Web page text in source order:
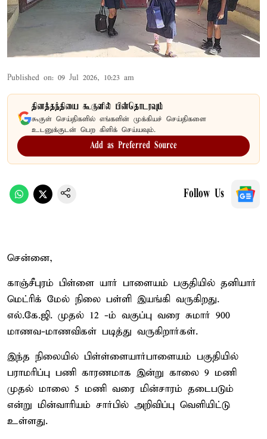
Published on: 09 Jul 2026, 10:23 am
தினத்தந்தியை கூகுளில் பின்தொடரவும்
கூகுள் செய்திகளில் எங்களின் முக்கியச் செய்திகளை
உடனுக்குடன் பெற கிளிக் செய்யவும்.
Add as Preferred Source
Follow Us
சென்னை,
காஞ்சீபுரம் பிள்ளை யார் பாளையம் பகுதியில் தனியார்
மெட்ரிக் மேல் நிலை பள்ளி இயங்கி வருகிறது.
எல்.கே.ஜி. முதல் 12 -ம் வகுப்பு வரை சுமார் 900
மாணவ-மாணவிகள் படித்து வருகிறார்கள்.
இந்த நிலையில் பிள்ள்ளையார்பாளையம் பகுதியில்
பராமரிப்பு பணி காரணமாக இன்று காலை 9 மணி
முதல் மாலை 5 மணி வரை மின்சாரம் தடைபடும்
என்று மின்வாரியம் சார்பில் அறிவிப்பு வெளியிட்டு
உள்ளது.